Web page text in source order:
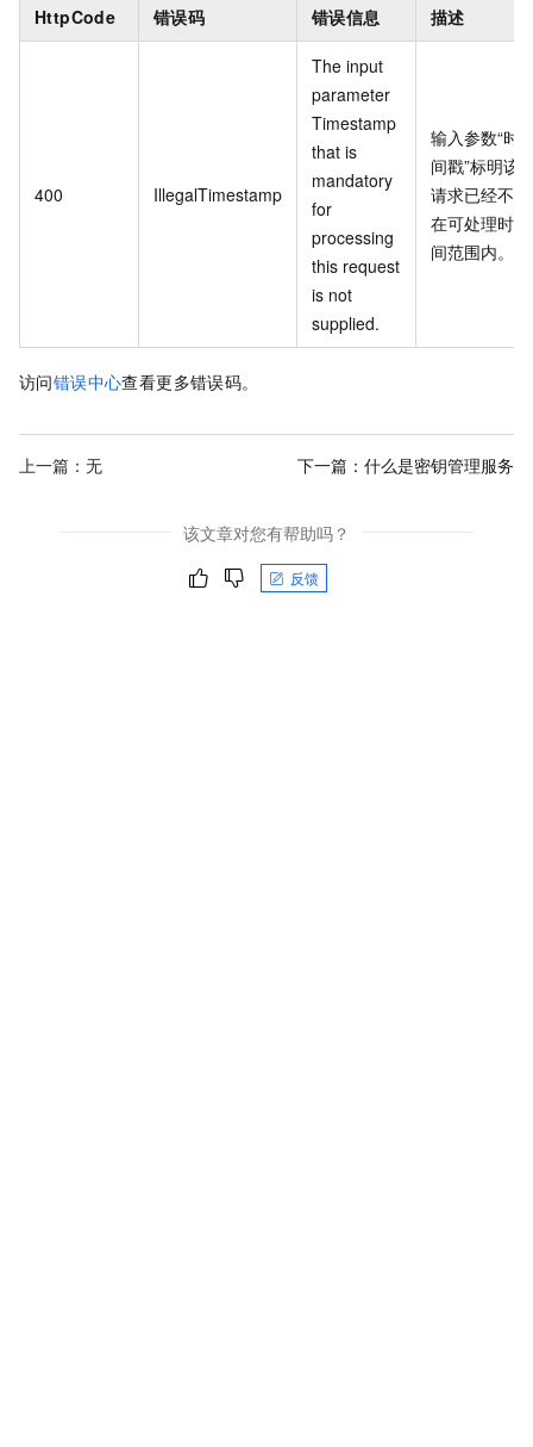
HttpCode 错误码 错误信息 描述
400 IllegalTimestamp
The input
parameter
Timestamp
that is
mandatory
for
processing
this request
is not
supplied.
输入参数“时
间戳”标明该
请求已经不
在可处理时
间范围内。
访问错误中心查看更多错误码。
上一篇：无 下一篇： 什么是密钥管理服务
该文章对您有帮助吗？
反馈